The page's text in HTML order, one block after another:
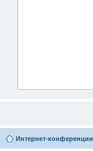
Интернет-конференции